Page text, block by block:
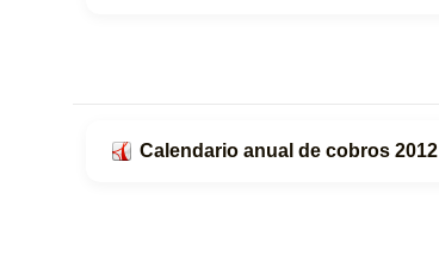
Calendario anual de cobros 2012